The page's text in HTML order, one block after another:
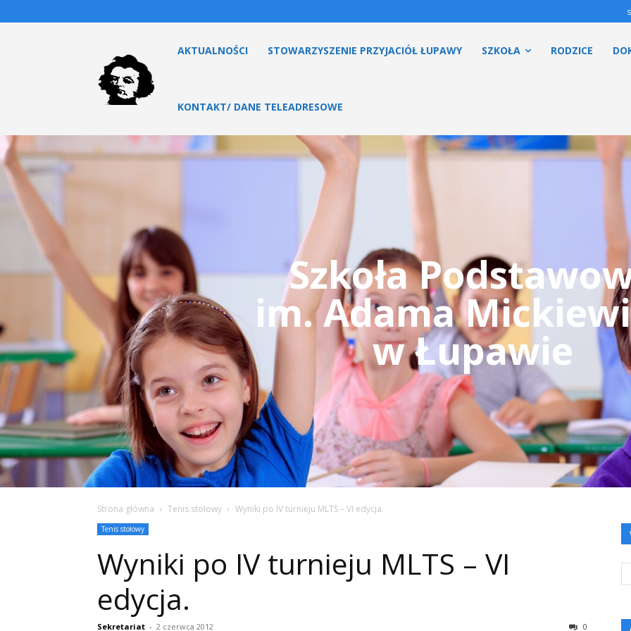
AKTUALNOŚCI STOWARZYSZENIE PRZYJACIÓŁ ŁUPAWY SZKOŁA RODZICE
KONTAKT/ DANE TELEADRESOWE
Szkoła
im. Adama
w Łupawie
Strona główna Tenis stołowy Wyniki po IV turnieju MLTS – VI edycja.
Tenis stołowy
Wyniki po IV turnieju MLTS – VI
edycja.
Sekretariat - 2 czerwca 2012 0